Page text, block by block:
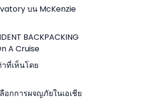
บน McKenzie
BACKPACKING
A Cruise
าที่เห็นโดย
อกการผจญภัยในเอเชีย